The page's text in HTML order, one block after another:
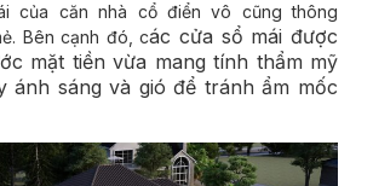
của căn nhà cổ điển vô cũng thông
Bên cạnh đó, các cửa sổ mái được
mặt tiền vừa mang tính thẩm mỹ
ánh sáng và gió để tránh ẩm mốc